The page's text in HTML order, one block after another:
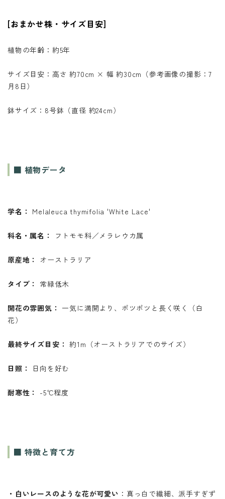
[おまかせ株・サイズ目安]
植物の年齢：約5年
サイズ目安：高さ 約70cm × 幅 約30cm（参考画像の撮影：7
月8日）
鉢サイズ：8号鉢（直径 約24cm）
■ 植物データ
学名： Melaleuca thymifolia 'White Lace'
科名・属名： フトモモ科／メラレウカ属
原産地： オーストラリア
タイプ： 常緑低木
開花の雰囲気： 一気に満開より、ポツポツと長く咲く（白
花）
最終サイズ目安： 約1m（オーストラリアでのサイズ）
日照： 日向を好む
耐寒性： -5℃程度
■ 特徴と育て方
・白いレースのような花が可愛い ：真っ白で繊細、派手すぎず